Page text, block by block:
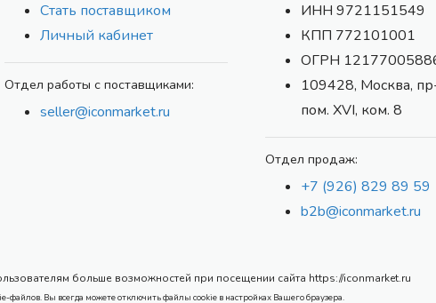
Стать поставщиком
Личный кабинет
Отдел работы с поставщиками:
seller@iconmarket.ru
ИНН 9721151549
КПП 772101001
ОГРН
109428, Москва,
пом. XVI, ком. 8
Отдел продаж:
+7 (926) 829 89 59
b2b@iconmarket.ru
больше возможностей при посещении сайта https://iconmarket.ru
файлов. Вы всегда можете отключить файлы cookie в настройках Вашего браузера.